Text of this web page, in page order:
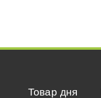
Товар дня